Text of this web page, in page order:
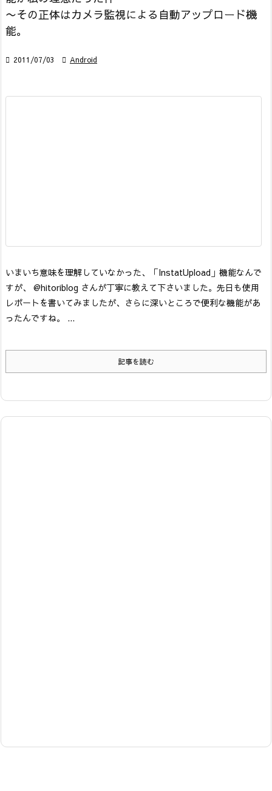
〜その正体はカメラ監視による自動アップロード機
能。
 2011/07/03  Android
いまいち意味を理解していなかった、「InstatUpload」機能なんで
すが、 @hitoriblog さんが丁寧に教えて下さいました。先日も使用
レポートを書いてみましたが、さらに深いところで便利な機能があ
ったんですね。
...
記事を読む